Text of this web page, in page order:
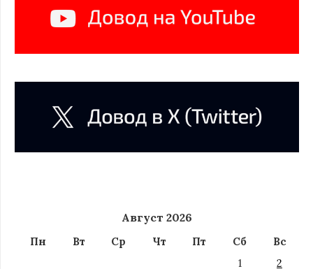
Август 2026
Пн Вт Ср Чт Пт Сб
Вс
1
2